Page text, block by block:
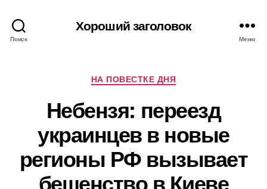
Поиск
Хороший заголовок
Меню
Рубрики
НА ПОВЕСТКЕ ДНЯ
Небензя: переезд
украинцев в новые
регионы РФ вызывает
бешенство в Киеве